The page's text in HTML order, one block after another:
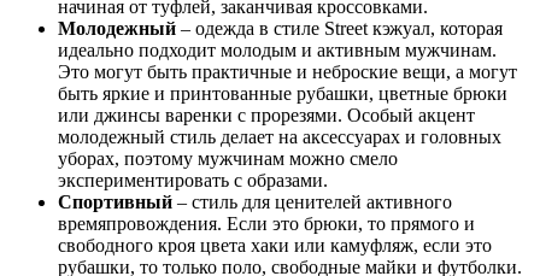
начиная от туфлей, заканчивая кроссовками.
Молодежный – одежда в стиле Street кэжуал, которая
идеально подходит молодым и активным мужчинам.
Это могут быть практичные и неброские вещи, а могут
быть яркие и принтованные рубашки, цветные брюки
или джинсы варенки с прорезями. Особый акцент
молодежный стиль делает на аксессуарах и головных
уборах, поэтому мужчинам можно смело
экспериментировать с образами.
Спортивный – стиль для ценителей активного
времяпровождения. Если это брюки, то прямого и
свободного кроя цвета хаки или камуфляж, если это
рубашки, то только поло, свободные майки и футболки.